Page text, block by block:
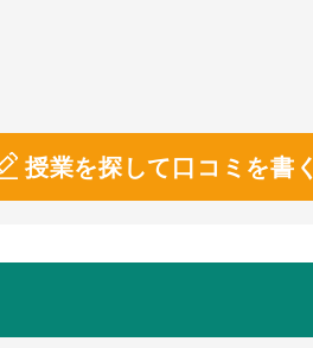
授業を探して口コミを書く